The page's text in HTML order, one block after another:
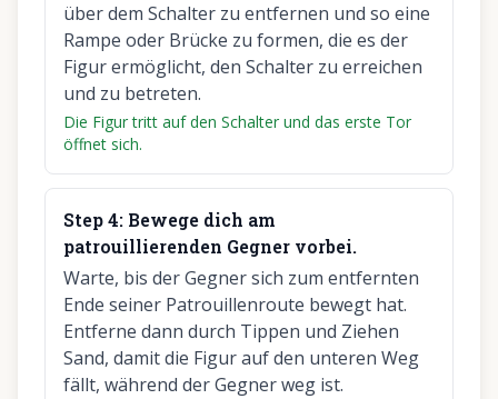
über dem Schalter zu entfernen und so eine
Rampe oder Brücke zu formen, die es der
Figur ermöglicht, den Schalter zu erreichen
und zu betreten.
Die Figur tritt auf den Schalter und das erste Tor
öffnet sich.
Step4: Bewege dich am
patrouillierenden Gegner vorbei.
Warte, bis der Gegner sich zum entfernten
Ende seiner Patrouillenroute bewegt hat.
Entferne dann durch Tippen und Ziehen
Sand, damit die Figur auf den unteren Weg
fällt, während der Gegner weg ist.